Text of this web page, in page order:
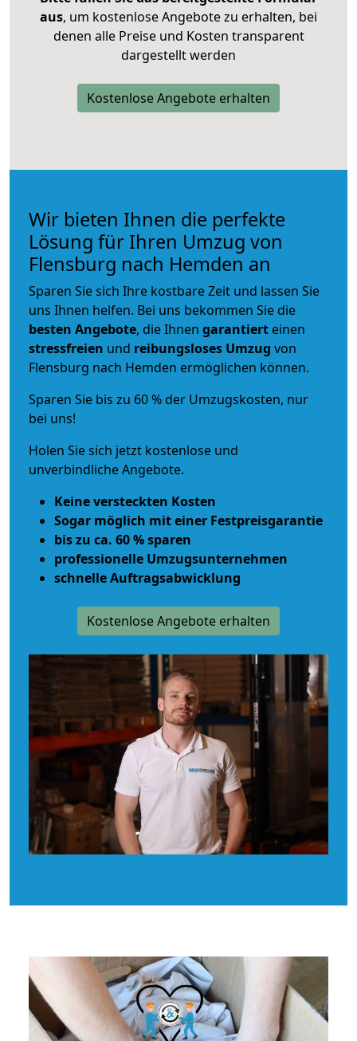
aus, um kostenlose Angebote zu erhalten, bei
denen alle Preise und Kosten transparent
dargestellt werden
Kostenlose Angebote erhalten
Wir bieten Ihnen die perfekte
Lösung für Ihren Umzug von
Flensburg nach Hemden an
Sparen Sie sich Ihre kostbare Zeit und lassen Sie
uns Ihnen helfen. Bei uns bekommen Sie die
besten Angebote, die Ihnen garantiert einen
stressfreien und reibungsloses Umzug von
Flensburg nach Hemden ermöglichen können.
Sparen Sie bis zu 60 % der Umzugskosten, nur
bei uns!
Holen Sie sich jetzt kostenlose und
unverbindliche Angebote.
Keine versteckten Kosten
Sogar möglich mit einer Festpreisgarantie
bis zu ca. 60 % sparen
professionelle Umzugsunternehmen
schnelle Auftragsabwicklung
Kostenlose Angebote erhalten